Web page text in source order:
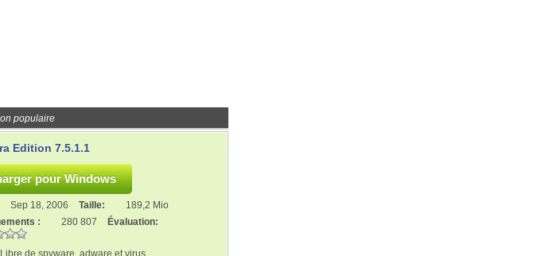
populaire
Edition 7.5.1.1
Sep 18, 2006 Taille:
189,2 Mio
:
280 807 Évaluation:
Libre de spyware, adware et virus